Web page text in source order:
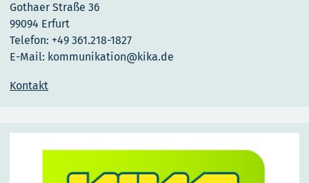
Gothaer Straße 36
99094 Erfurt
Telefon: +49 361.218-1827
E-Mail: kommunikation@kika.de
Kontakt